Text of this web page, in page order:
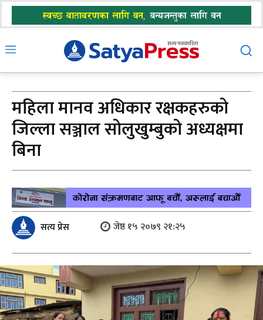
महिला मानव अधिकार रक्षकहरुको
जिल्ला सञ्जाल सोलुखुम्बुको अध्यक्षमा
बिना
सत्य प्रेस जेष्ठ १५ २०७९ २१:२५